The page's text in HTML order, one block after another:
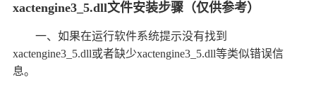
xactengine3_5.dll文件安装步骤（仅供参考）
一、如果在运行软件系统提示没有找到
xactengine3_5.dll或者缺少xactengine3_5.dll等类似错误信
息。